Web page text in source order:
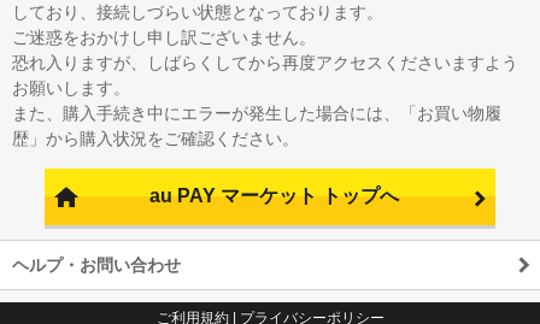
しており、接続しづらい状態となっております。
ご迷惑をおかけし申し訳ございません。
恐れ入りますが、しばらくしてから再度アクセスくださいますよう
お願いします。
また、購入手続き中にエラーが発生した場合には、「お買い物履
歴」から購入状況をご確認ください。
au PAY マーケット トップへ
ヘルプ・お問い合わせ
ご利用規約| プライバシーポリシー